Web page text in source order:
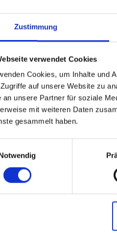
Zustimmung
verwendet Cookies
Cookies, um Inhalte und
auf unsere Website zu
an unsere Partner für soziale
mit weiteren Daten
gesammelt haben.
€ / St
IN DEN
5,16 €